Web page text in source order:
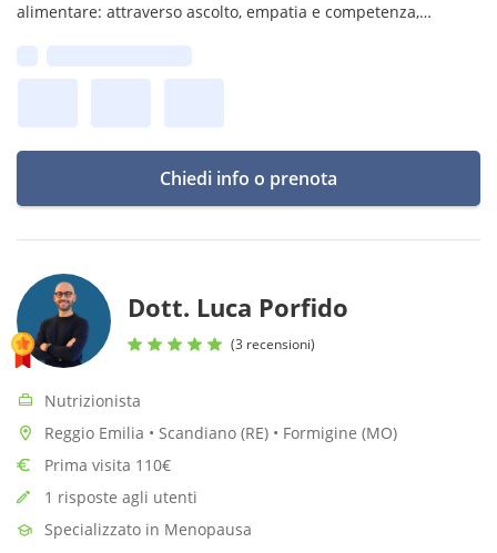
alimentare: attraverso ascolto, empatia e competenza,
Chiedi info o prenota
Dott. Luca Porfido
(3 recensioni)
Nutrizionista
Reggio Emilia • Scandiano (RE) • Formigine (MO)
Prima visita 110€
1 risposte agli utenti
Specializzato in Menopausa